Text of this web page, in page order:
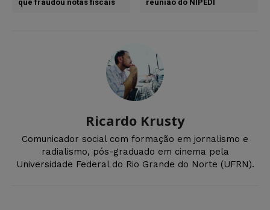
que fraudou notas fiscais reunião do NIPEDI
Ricardo Krusty
Comunicador social com formação em jornalismo e
radialismo, pós-graduado em cinema pela
Universidade Federal do Rio Grande do Norte (UFRN).